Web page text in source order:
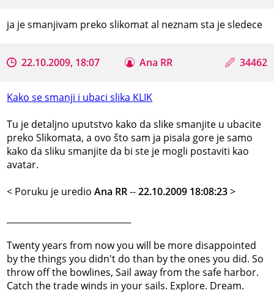
ja je smanjivam preko slikomat al neznam sta je sledece
22.10.2009, 18:07 Ana RR 34462
Kako se smanji i ubaci slika KLIK
Tu je detaljno uputstvo kako da slike smanjite u ubacite
preko Slikomata, a ovo što sam ja pisala gore je samo
kako da sliku smanjite da bi ste je mogli postaviti kao
avatar.
< Poruku je uredioAna RR--22.10.2009 18:08:23>
Twenty years from now you will be more disappointed
by the things you didn't do than by the ones you did. So
throw off the bowlines, Sail away from the safe harbor.
Catch the trade winds in your sails. Explore. Dream.